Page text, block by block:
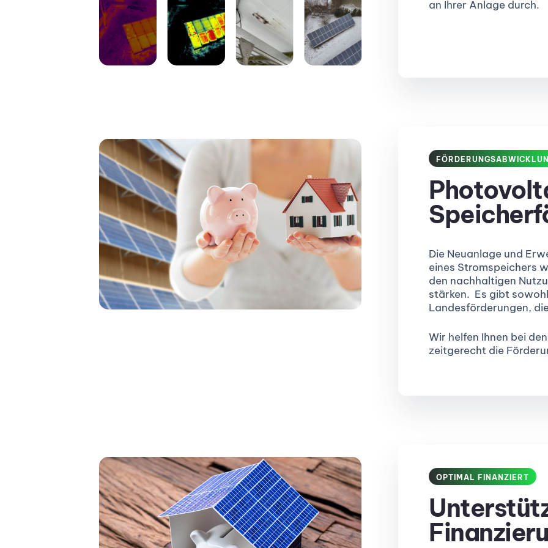
an Ihrer Anlage durch.
Die Neuanlage und
eines Stromspeichers
den nachhaltigen
stärken. Es gibt
Landesförderungen,
Wir helfen Ihnen bei
zeitgerecht die
OPTIMAL FINANZIERT